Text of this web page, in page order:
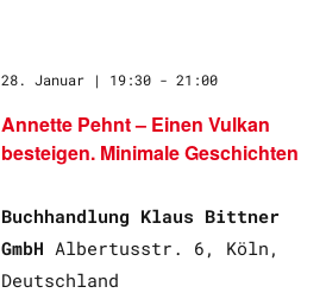
Annette Pehnt – Einen Vulkan
besteigen. Minimale Geschichten
28. Januar | 19:30 - 21:00
Buchhandlung Klaus Bittner
GmbH Albertusstr. 6, Köln,
Deutschland